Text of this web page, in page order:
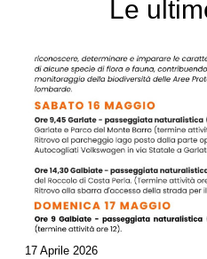
Le
17 Aprile 2026